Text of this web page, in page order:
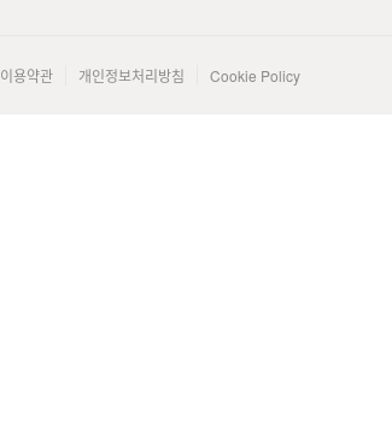
이용약관 개인정보처리방침 Cookie Policy